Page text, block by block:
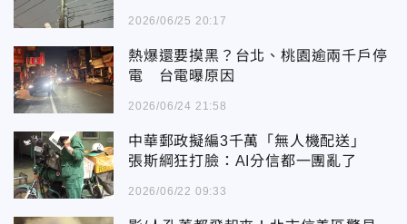
2026/06/25 20:17
熱爆還要摸黑？台北、桃園逾兩千戶停
電 台電曝原因
2026/06/24 21:58
中華郵政擬編3千萬「無人機配送」
張斯綱狂打臉：AI分信都一團亂了
2026/06/22 09:33